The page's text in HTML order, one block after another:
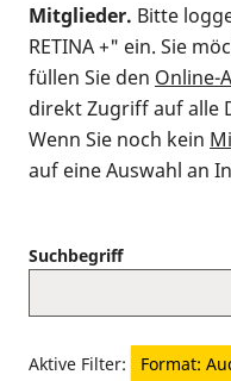
Mitglieder. Bitte
RETINA +" ein. Sie
füllen Sie den Online-
direkt Zugriff auf alle
Wenn Sie noch kein
auf eine Auswahl an
Suchbegriff
Aktive Filter:
Format: